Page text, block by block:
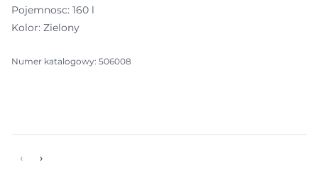
Pojemnosc: 160 l
Kolor: Zielony
Numer katalogowy: 506008
‹ ›